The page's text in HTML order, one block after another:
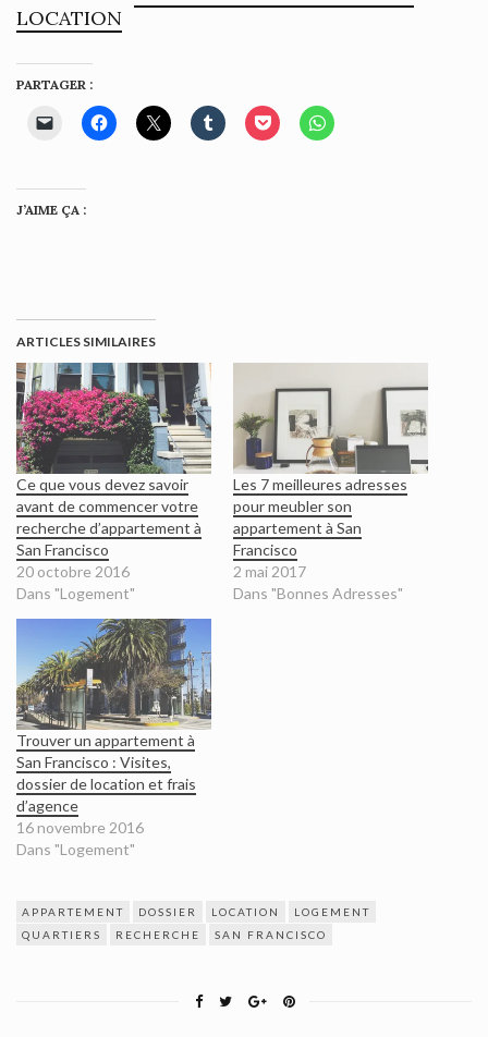
LOCATION
PARTAGER :
J’AIME ÇA :
ARTICLES SIMILAIRES
Ce que vous devez savoir
avant de commencer votre
recherche d’appartement à
San Francisco
20 octobre 2016
Dans "Logement"
Les 7 meilleures adresses
pour meubler son
appartement à San
Francisco
2 mai 2017
Dans "Bonnes Adresses"
Trouver un appartement à
San Francisco : Visites,
dossier de location et frais
d’agence
16 novembre 2016
Dans "Logement"
APPARTEMENT DOSSIER LOCATION
LOGEMENT
QUARTIERS
RECHERCHE SAN FRANCISCO